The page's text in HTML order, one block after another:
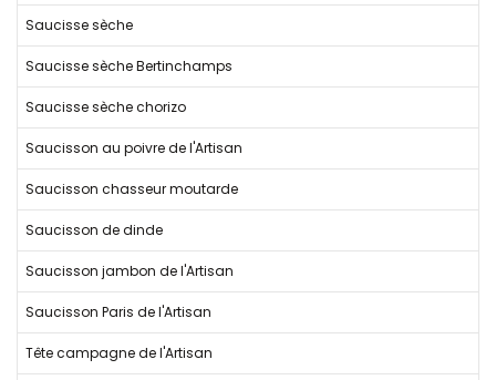
Saucisse sèche
Saucisse sèche Bertinchamps
Saucisse sèche chorizo
Saucisson au poivre de l'Artisan
Saucisson chasseur moutarde
Saucisson de dinde
Saucisson jambon de l'Artisan
Saucisson Paris de l'Artisan
Tête campagne de l'Artisan